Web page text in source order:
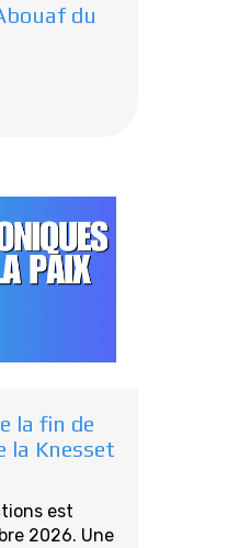
du
la fin de
la Knesset
est
2026. Une